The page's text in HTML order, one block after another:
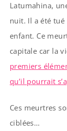
Latumahina,
nuit. Il a été tué
enfant. Ce
capitale car la
premiers
qu’il pourrait
Ces meurtres
ciblées…